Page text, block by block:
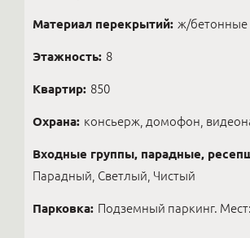
Материал перекрытий: ж/бетонные
Этажность: 8
Квартир: 850
Охрана: консьерж, домофон,
Входные группы, парадные,
Парадный, Светлый, Чистый
Парковка: Подземный паркинг.